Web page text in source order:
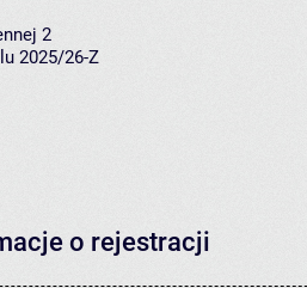
2
2025/26-Z
o rejestracji